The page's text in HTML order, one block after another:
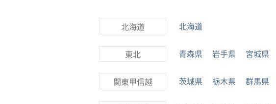
北海道 北海道
東北 青森県 岩手県 宮城県
関東甲信越 茨城県 栃木県 群馬県